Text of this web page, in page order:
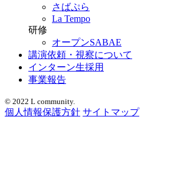
さばぷら
La Tempo
研修
オープンSABAE
講演依頼・視察について
インターン生採用
事業報告
© 2022 L community.
個人情報保護方針 サイトマップ